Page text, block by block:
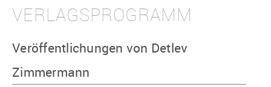
VERLAGSPROGRAMM
Veröffentlichungen von Detlev
Zimmermann